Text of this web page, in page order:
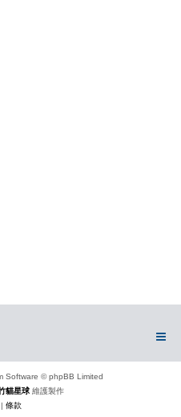
Software © phpBB Limited
貓星球 維護製作
條款